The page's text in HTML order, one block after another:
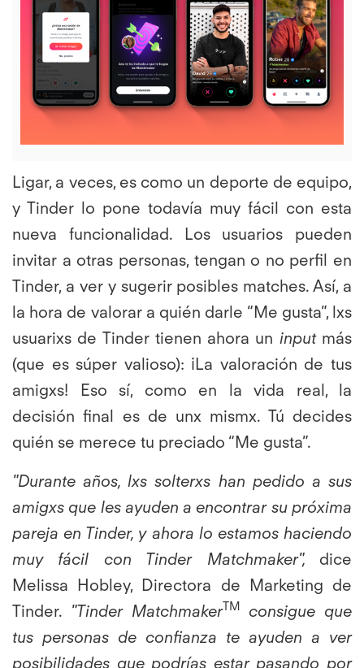
View
File
Ligar, a veces, es como un deporte de equipo,
y Tinder lo pone todavía muy fácil con esta
nueva funcionalidad. Los usuarios pueden
invitar a otras personas, tengan o no perfil en
Tinder, a ver y sugerir posibles matches. Así, a
la hora de valorar a quién darle “Me gusta”, lxs
usuarixs de Tinder tienen ahora un inputmás
(que es súper valioso): ¡La valoración de tus
amigxs! Eso sí, como en la vida real, la
decisión final es de unx mismx. Tú decides
quién se merece tu preciado “Me gusta”.
"Durante años, lxs solterxs han pedido a sus
amigxs que les ayuden a encontrar su próxima
pareja en Tinder, y ahora lo estamos haciendo
muy fácil con Tinder Matchmaker", dice
Melissa Hobley, Directora de Marketing de
Tinder. "Tinder MatchmakerTM
consigue que
tus personas de confianza te ayuden a ver
posibilidades que podrías estar pasando por